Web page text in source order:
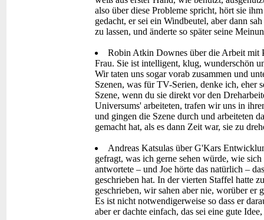
also über diese Probleme spricht, hört sie
gedacht, er sei ein Windbeutel, aber dann
zu lassen, und änderte so später seine
Robin Atkin Downes über die Arbeit mit
Frau. Sie ist intelligent, klug, wunderschön
Wir taten uns sogar vorab zusammen und
Szenen, was für TV-Serien, denke ich, eher
Szene, wenn du sie direkt vor den
Universums' arbeiteten, trafen wir uns in
und gingen die Szene durch und arbeiteten
gemacht hat, als es dann Zeit war, sie zu
Andreas Katsulas über G'Kars
gefragt, was ich gerne sehen würde, wie
antwortete – und Joe hörte das natürlich –
geschrieben hat. In der vierten Staffel hatte
geschrieben, wir sahen aber nie, worüber er
Es ist nicht notwendigerweise so dass er
aber er dachte einfach, das sei eine gute